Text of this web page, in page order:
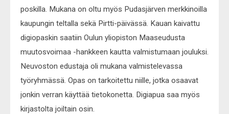
poskilla. Mukana on oltu myös Pudasjärven merkkinoilla
kaupungin teltalla sekä Pirtti-päivässä. Kauan kaivattu
digiopaskin saatiin Oulun yliopiston Maaseudusta
muutosvoimaa -hankkeen kautta valmistumaan jouluksi.
Neuvoston edustaja oli mukana valmistelevassa
työryhmässä. Opas on tarkoitettu niille, jotka osaavat
jonkin verran käyttää tietokonetta. Digiapua saa myös
kirjastolta joiltain osin.